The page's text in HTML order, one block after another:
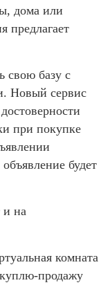
дома или
предлагает
свою базу с
Новый сервис
при покупке
будет
и на
комната
продажу